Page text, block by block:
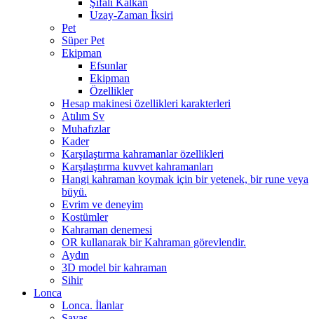
Şifalı Kalkan
Uzay-Zaman İksiri
Pet
Süper Pet
Ekipman
Efsunlar
Ekipman
Özellikler
Hesap makinesi özellikleri karakterleri
Atılım Sv
Muhafızlar
Kader
Karşılaştırma kahramanlar özellikleri
Karşılaştırma kuvvet kahramanları
Hangi kahraman koymak için bir yetenek, bir rune veya
büyü.
Evrim ve deneyim
Kostümler
Kahraman denemesi
OR kullanarak bir Kahraman görevlendir.
Aydın
3D model bir kahraman
Sihir
Lonca
Lonca. İlanlar